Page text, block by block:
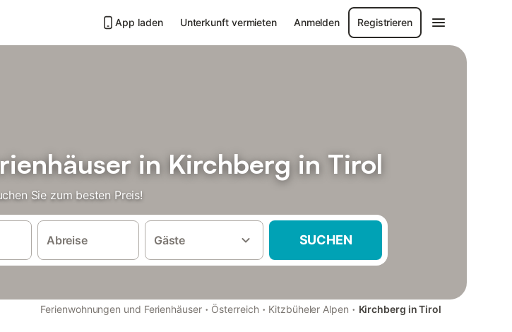
App laden Unterkunft vermieten Anmelden Registrieren
in Kirchberg in Tirol
Sie zum besten Preis!
Abreise Gäste SUCHEN
Ferienwohnungen und Ferienhäuser · Österreich · Kitzbüheler Alpen · Kirchberg in Tirol